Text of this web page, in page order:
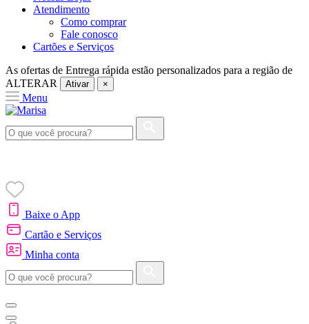
Atendimento
Como comprar
Fale conosco
Cartões e Serviços
As ofertas de Entrega rápida estão personalizados para a região de
ALTERAR
Ativar ×
Menu
Baixe o App
Cartão e Serviços
Minha conta